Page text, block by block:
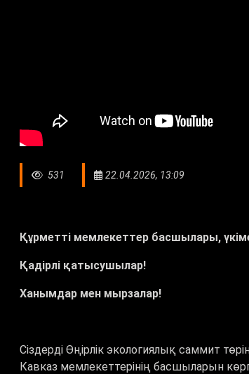
531 22.04.2026, 13:09
Құрметті мемлекеттер басшылары,
Қадірлі қатысушылар!
Ханымдар мен мырзалар!
Сіздерді Өңірлік экологиялық саммит
Кавказ мемлекеттерінің басшыларын